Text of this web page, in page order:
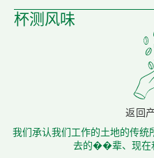
杯测风味
返回
我们承认我们工作的土地的传
去的��辈、现在